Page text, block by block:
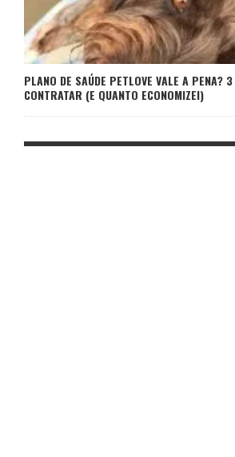
PLANO DE SAÚDE PETLOVE VALE A PENA?
CONTRATAR (E QUANTO ECONOMIZEI)